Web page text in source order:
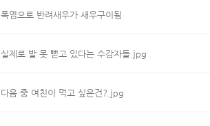
폭염으로 반려새우가 새우구이됨
실제로 발 못 뻗고 있다는 수감자들.jpg
다음 중 여친이 먹고 싶은건?.jpg